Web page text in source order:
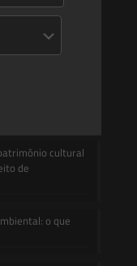
a relevância do
cultural
de
o que